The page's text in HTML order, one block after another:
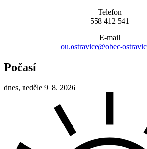
Telefon
558 412 541
E-mail
ou.ostravice@obec-
Počasí
dnes, neděle 9. 8. 2026